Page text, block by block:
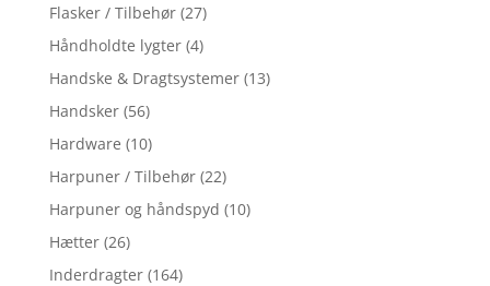
Flasker / Tilbehør (27)
Håndholdte lygter (4)
Handske & Dragtsystemer (13)
Handsker (56)
Hardware (10)
Harpuner / Tilbehør (22)
Harpuner og håndspyd (10)
Hætter (26)
Inderdragter (164)